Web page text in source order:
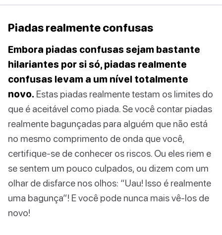
Piadas realmente confusas
Embora piadas confusas sejam bastante
hilariantes por si só, piadas realmente
confusas levam a um nível totalmente
novo. Estas piadas realmente testam os limites do
que é aceitável como piada. Se você contar piadas
realmente bagunçadas para alguém que não está
no mesmo comprimento de onda que você,
certifique-se de conhecer os riscos. Ou eles riem e
se sentem um pouco culpados, ou dizem com um
olhar de disfarce nos olhos: “Uau! Isso é realmente
uma bagunça”! E você pode nunca mais vê-los de
novo!